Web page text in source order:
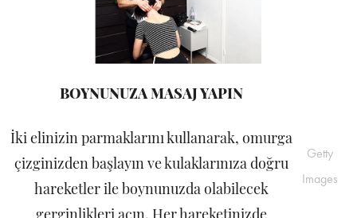
BOYNUNUZA MASAJ YAPIN
İki elinizin parmaklarını kullanarak, omurga
çizginizden başlayın ve kulaklarınıza doğru
hareketler ile boynunuzda olabilecek
gerginlikleri açın. Her hareketinizde
Getty
Images